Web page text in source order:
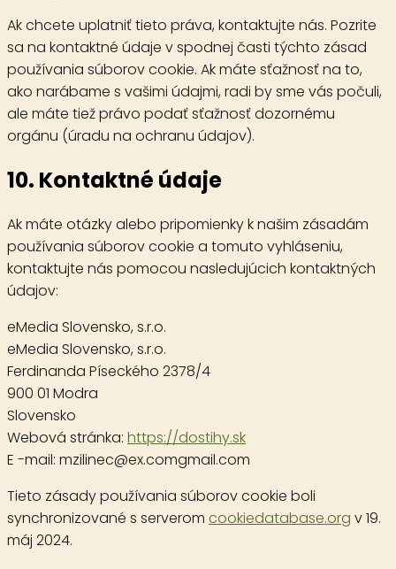
Ak chcete uplatniť tieto práva, kontaktujte nás. Pozrite
sa na kontaktné údaje v spodnej časti týchto zásad
používania súborov cookie. Ak máte sťažnosť na to,
ako narábame s vašimi údajmi, radi by sme vás počuli,
ale máte tiež právo podať sťažnosť dozornému
orgánu (úradu na ochranu údajov).
10. Kontaktné údaje
Ak máte otázky alebo pripomienky k našim zásadám
používania súborov cookie a tomuto vyhláseniu,
kontaktujte nás pomocou nasledujúcich kontaktných
údajov:
eMedia Slovensko, s.r.o.
eMedia Slovensko, s.r.o.
Ferdinanda Píseckého 2378/4
900 01 Modra
Slovensko
Webová stránka: https://dostihy.sk
E -mail: mzilinec@ex.comgmail.com
Tieto zásady používania súborov cookie boli
synchronizované s serverom cookiedatabase.org v 19.
máj 2024.